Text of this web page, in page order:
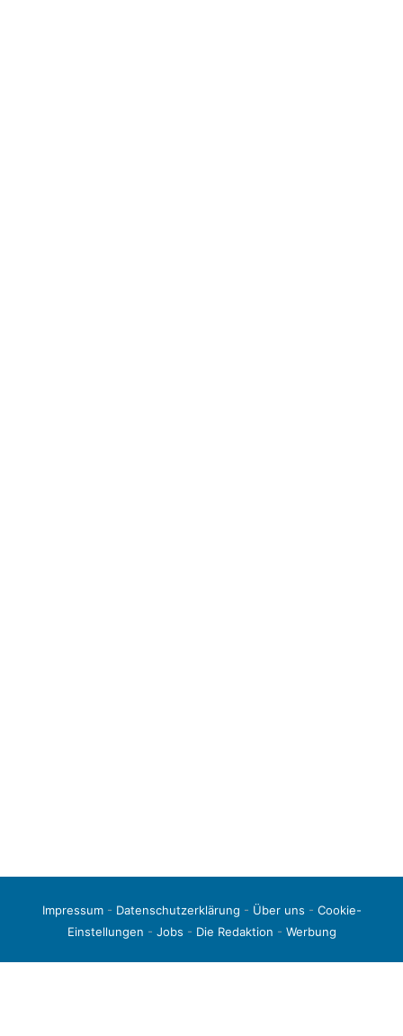
Impressum- Datenschutzerklärung - Über uns - Cookie-
Einstellungen - Jobs - Die Redaktion - Werbung